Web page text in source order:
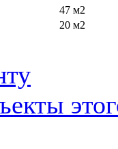
47 м2
20 м2